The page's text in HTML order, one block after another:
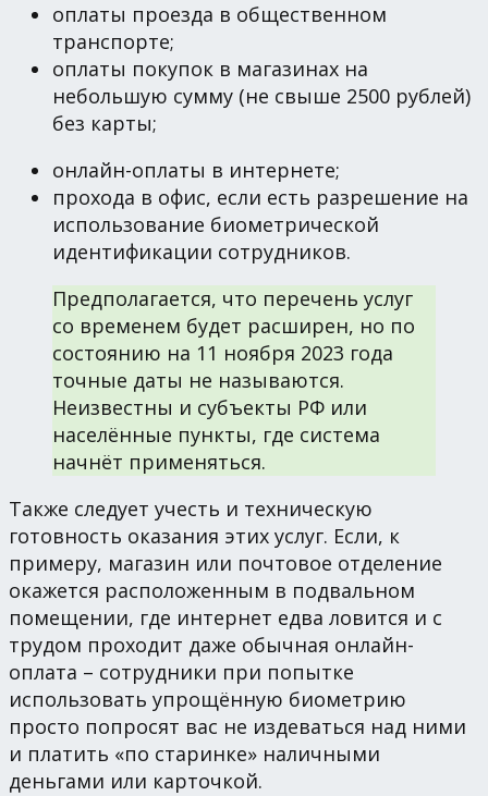
оплаты проезда в общественном
транспорте;
оплаты покупок в магазинах на
небольшую сумму (не свыше 2500 рублей)
без карты;
онлайн-оплаты в интернете;
прохода в офис, если есть разрешение на
использование биометрической
идентификации сотрудников.
Предполагается, что перечень услуг
со временем будет расширен, но по
состоянию на 11 ноября 2023 года
точные даты не называются.
Неизвестны и субъекты РФ или
населённые пункты, где система
начнёт применяться.
Также следует учесть и техническую
готовность оказания этих услуг. Если, к
примеру, магазин или почтовое отделение
окажется расположенным в подвальном
помещении, где интернет едва ловится и с
трудом проходит даже обычная онлайн-
оплата – сотрудники при попытке
использовать упрощённую биометрию
просто попросят вас не издеваться над ними
и платить «по старинке» наличными
деньгами или карточкой.